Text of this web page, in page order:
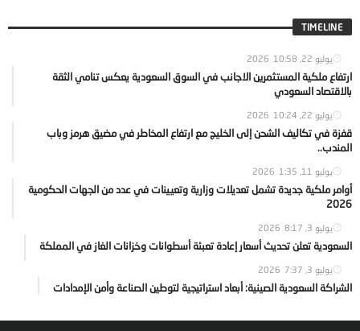
TIMELINE
يوليو 22, 2026 10:58
ارتفاع ملكية المستثمرين الاجانب في السوق السعودية يعكس تنامي الثقة
بالاقتصاد السعودي
يوليو 22, 2026 10:24
قفزة في تكاليف الشحن إلى الخليج مع ارتفاع المخاطر في مضيق هرمز وباب
المندب..
يوليو 11, 2026 1:35
أوامر ملكية جديدة تشمل تعديلات وزارية وتعيينات في عدد من الجهات الحكومية
2026
يوليو 3, 2026 8:17
السعودية تعلن تحديث أسعار إعادة تعبئة أسطوانات وخزانات الغاز في المملكة
يوليو 3, 2026 7:37
الشراكة السعودية الصينية: أبعاد استراتيجية لتوطين الصناعة وأمن الإمدادات